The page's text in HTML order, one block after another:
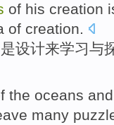
of his creation
of creation.
是设计来学习与
the oceans
many